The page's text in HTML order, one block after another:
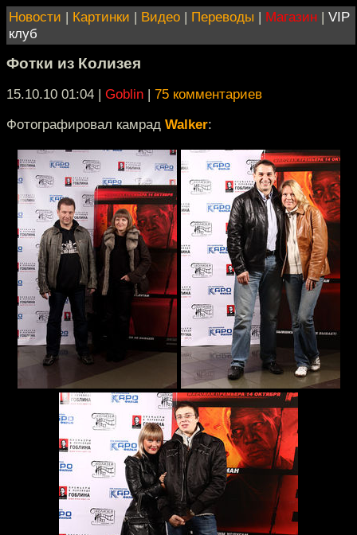
Новости | Картинки | Видео | Переводы | Магазин | VIP
клуб
Фотки из Колизея
15.10.10 01:04 | Goblin | 75 комментариев
Фотографировал камрад Walker: